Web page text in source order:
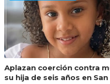
Aplazan coerción contra
su hija de seis años en